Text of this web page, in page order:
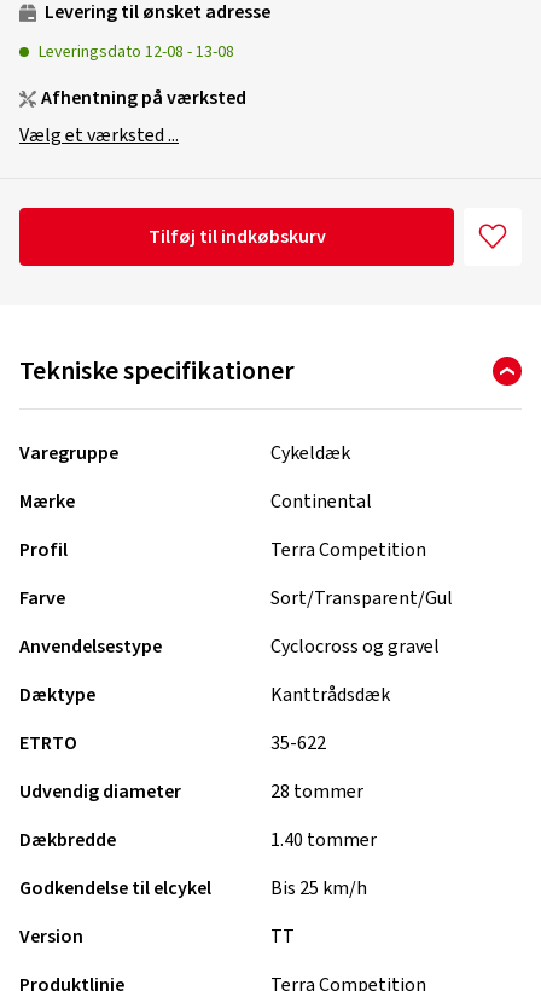
Levering til ønsket adresse
Leveringsdato 12-08 -13-08
Afhentning på værksted
Vælg et værksted ...
Tilføj til indkøbskurv
Tekniske specifikationer
Varegruppe
Cykeldæk
Mærke
Continental
Profil
Terra Competition
Farve
Sort/Transparent/Gul
Anvendelsestype
Cyclocross og gravel
Dæktype
Kanttrådsdæk
ETRTO
35-622
Udvendig diameter
28 tommer
Dækbredde
1.40 tommer
Godkendelse til elcykel
Bis 25 km/h
Version
TT
Produktlinje
Terra Competition